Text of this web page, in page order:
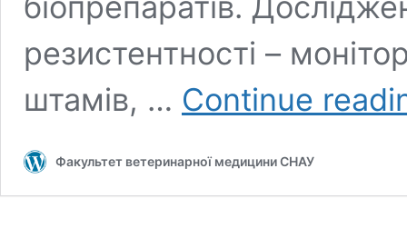
резистентності –
штамів, … Continue
Факультет ветеринарної медицини СНАУ